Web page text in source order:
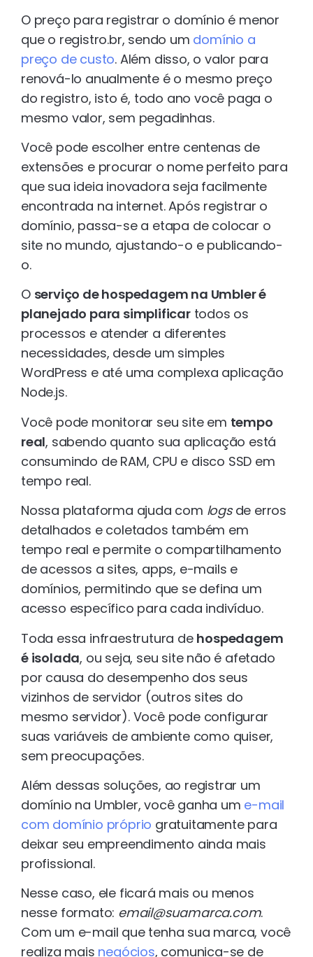
O preço para registrar o domínio é menor
que o registro.br, sendo um domínio a
preço de custo. Além disso, o valor para
renová-lo anualmente é o mesmo preço
do registro, isto é, todo ano você paga o
mesmo valor, sem pegadinhas.
Você pode escolher entre centenas de
extensões e procurar o nome perfeito para
que sua ideia inovadora seja facilmente
encontrada na internet. Após registrar o
domínio, passa-se a etapa de colocar o
site no mundo, ajustando-o e publicando-
o.
O serviço de hospedagem na Umbler é
planejado para simplificartodos os
processos e atender a diferentes
necessidades, desde um simples
WordPress e até uma complexa aplicação
Node.js.
Você pode monitorar seu site em tempo
real, sabendo quanto sua aplicação está
consumindo de RAM, CPU e disco SSD em
tempo real.
Nossa plataforma ajuda com logsde erros
detalhados e coletados também em
tempo real e permite o compartilhamento
de acessos a sites, apps, e-mails e
domínios, permitindo que se defina um
acesso específico para cada indivíduo.
Toda essa infraestrutura de hospedagem
é isolada, ou seja, seu site não é afetado
por causa do desempenho dos seus
vizinhos de servidor (outros sites do
mesmo servidor). Você pode configurar
suas variáveis de ambiente como quiser,
sem preocupações.
Além dessas soluções, ao registrar um
domínio na Umbler, você ganha um e-mail
com domínio próprio gratuitamente para
deixar seu empreendimento ainda mais
profissional.
Nesse caso, ele ficará mais ou menos
nesse formato: email@suamarca.com.
Com um e-mail que tenha sua marca, você
realiza mais negócios, comunica-se de